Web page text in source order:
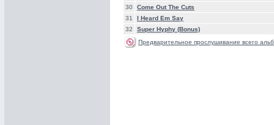
30
Come Out The Cuts
31
I Heard Em Say
32
Super Hyphy (Bonus)
Предварительное прослушивание всего